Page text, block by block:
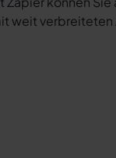
weit verbreiteten